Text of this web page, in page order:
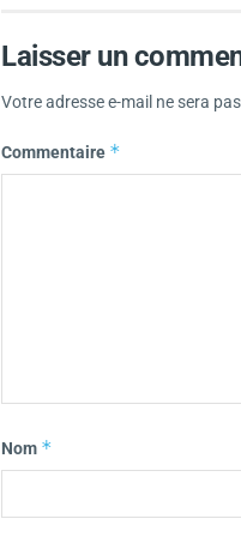
Laisser un
Votre adresse e-mail ne sera
Commentaire *
Nom *